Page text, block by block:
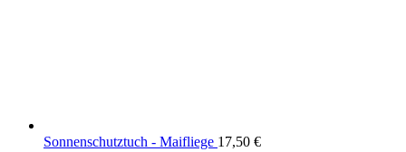
Sonnenschutztuch - Maifliege 17,50 €